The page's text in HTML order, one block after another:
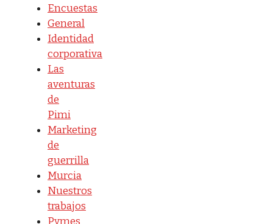
Encuestas
General
Identidad
corporativa
Las
aventuras
de
Pimi
Marketing
de
guerrilla
Murcia
Nuestros
trabajos
Pymes